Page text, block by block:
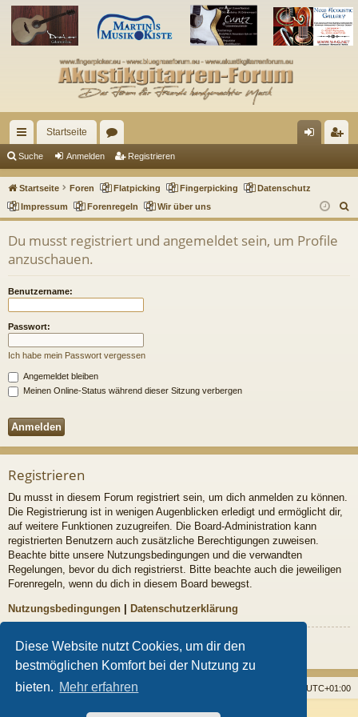
Diese Website nutzt Cookies, um dir den
bestmöglichen Komfort bei der Nutzung zu
bieten. Mehr erfahren
ch
ne
llz
Startseite
en m ist
rie
Suche Anmelden Registrieren
Startseite Foren Flatpicking Fingerpicking
Datenschutz
Impressum
Forenregeln Wir über uns
u
Du musst registriert und angemeldet sein, um Profile
anzuschauen.
Benutzername:
Passwort:
Ich habe mein Passwort vergessen
Angemeldet bleiben
Meinen Online-Status während dieser Sitzung verbergen
Registrieren
Du musst in diesem Forum registriert sein, um dich anmelden zu können.
Die Registrierung ist in wenigen Augenblicken erledigt und ermöglicht dir,
auf weitere Funktionen zuzugreifen. Die Board-Administration kann
registrierten Benutzern auch zusätzliche Berechtigungen zuweisen.
Beachte bitte unsere Nutzungsbedingungen und die verwandten
Regelungen, bevor du dich registrierst. Bitte beachte auch die jeweiligen
Forenregeln, wenn du dich in diesem Board bewegst.
Nutzungsbedingungen Datenschutzerklärung
Registrieren
Startseite Foren UTC+01:00
Powered byphpBB® Forum Software © phpBB Limited